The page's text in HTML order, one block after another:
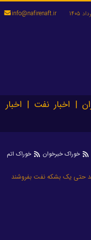
info@nafirenaft.ir
| اخبار نفت | اخبار
خوراک خبرخوان خوراک اتم
حتی یک بشکه نفت بفروشند